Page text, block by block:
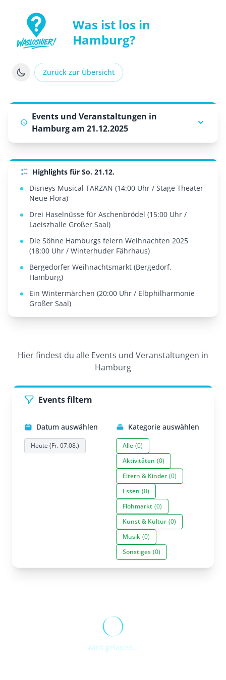
WasLosHier - Dein Portal für Events und
Was ist los in
Hamburg?
Zurück zur Übersicht
Events und Veranstaltungen in
Hamburg am 21.12.2025
Highlights für So. 21.12.
Disneys Musical TARZAN (14:00 Uhr / Stage Theater
Neue Flora)
Drei Haselnüsse für Aschenbrödel (15:00 Uhr /
Laeiszhalle Großer Saal)
Die Söhne Hamburgs feiern Weihnachten 2025
(18:00 Uhr / Winterhuder Fährhaus)
Bergedorfer Weihnachtsmarkt (Bergedorf,
Hamburg)
Ein Wintermärchen (20:00 Uhr / Elbphilharmonie
Großer Saal)
Hier findest du alle Events und Veranstaltungen in
Hamburg
Events filtern
Datum auswählen
Heute (Fr. 07.08.)
Kategorie auswählen
Alle (0)
Aktivitäten (0)
Eltern & Kinder (0)
Essen (0)
Flohmarkt (0)
Kunst & Kultur (0)
Musik (0)
Sonstiges (0)
Wird geladen...